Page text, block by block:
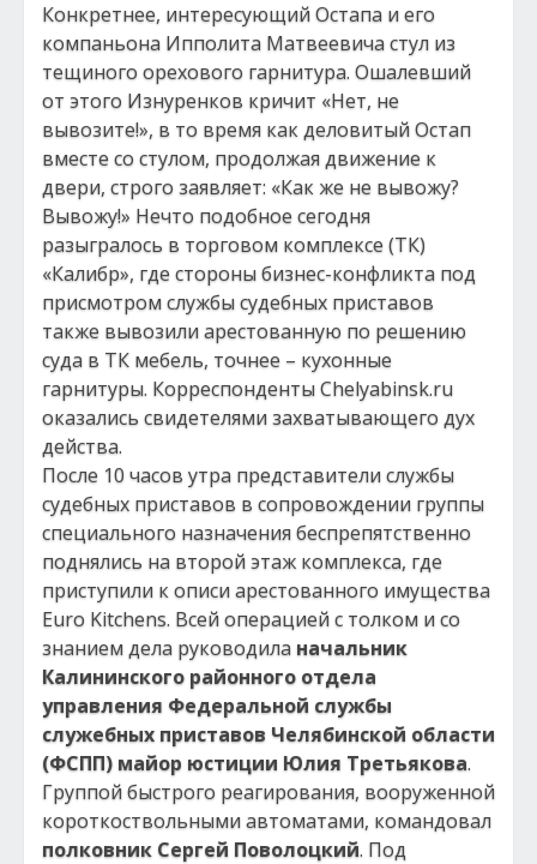
Конкретнее, интересующий Остапа и его
компаньона Ипполита Матвеевича стул из
тещиного орехового гарнитура. Ошалевший
от этого Изнуренков кричит «Нет, не
вывозите!», в то время как деловитый Остап
вместе со стулом, продолжая движение к
двери, строго заявляет: «Как же не вывожу?
Вывожу!» Нечто подобное сегодня
разыгралось в торговом комплексе (ТК)
«Калибр», где стороны бизнес-конфликта под
присмотром службы судебных приставов
также вывозили арестованную по решению
суда в ТК мебель, точнее – кухонные
гарнитуры. Корреспонденты Chelyabinsk.ru
оказались свидетелями захватывающего дух
действа.
После 10 часов утра представители службы
судебных приставов в сопровождении группы
специального назначения беспрепятственно
поднялись на второй этаж комплекса, где
приступили к описи арестованного имущества
Euro Kitchens. Всей операцией с толком и со
знанием дела руководила начальник
Калининского районного отдела
управления Федеральной службы
служебных приставов Челябинской области
(ФСПП) майор юстиции Юлия Третьякова.
Группой быстрого реагирования, вооруженной
короткоствольными автоматами, командовал
полковник Сергей Поволоцкий. Под